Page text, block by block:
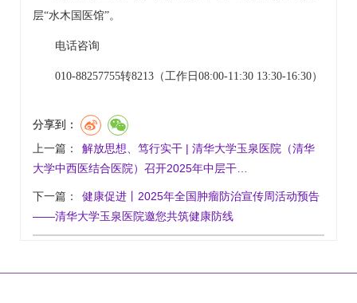
层“水木国医馆”。
电话咨询
010-88257755转8213（工作日08:00-11:30 13:30-16:30）
分享到：
上一篇：
解放思想、笃行实干 | 清华大学玉泉医院（清华
大学中西医结合医院）召开2025年中层干…
下一篇：
健康促进丨2025年全国肿瘤防治宣传周活动预告
——清华大学玉泉医院邀您共筑健康防线